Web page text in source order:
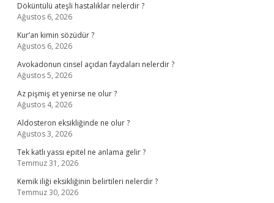
Döküntülü ateşli hastalıklar nelerdir ?
Ağustos 6, 2026
Kur’an kimin sözüdür ?
Ağustos 6, 2026
Avokadonun cinsel açıdan faydaları nelerdir ?
Ağustos 5, 2026
Az pişmiş et yenirse ne olur ?
Ağustos 4, 2026
Aldosteron eksikliğinde ne olur ?
Ağustos 3, 2026
Tek katlı yassı epitel ne anlama gelir ?
Temmuz 31, 2026
Kemik iliği eksikliğinin belirtileri nelerdir ?
Temmuz 30, 2026